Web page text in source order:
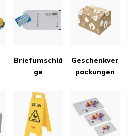
Briefumschlä
ge
Geschenkver
packungen